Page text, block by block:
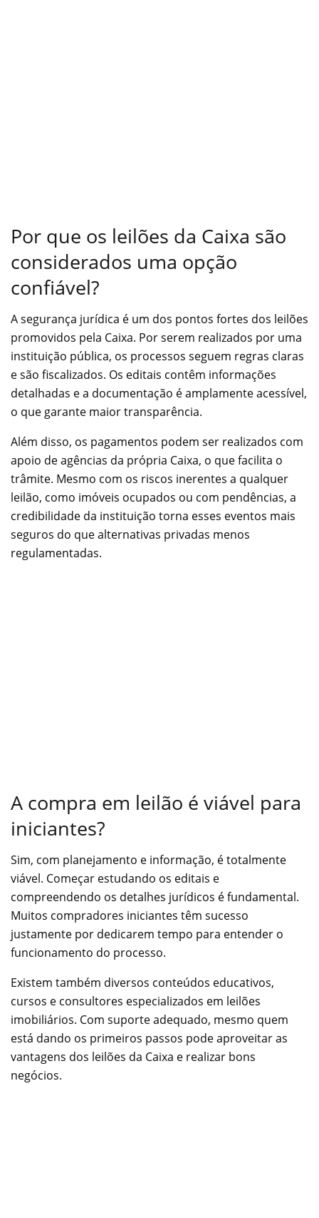
Por que os leilões da Caixa são
considerados uma opção
confiável?
A segurança jurídica é um dos pontos fortes dos leilões
promovidos pela Caixa. Por serem realizados por uma
instituição pública, os processos seguem regras claras
e são fiscalizados. Os editais contêm informações
detalhadas e a documentação é amplamente acessível,
o que garante maior transparência.
Além disso, os pagamentos podem ser realizados com
apoio de agências da própria Caixa, o que facilita o
trâmite. Mesmo com os riscos inerentes a qualquer
leilão, como imóveis ocupados ou com pendências, a
credibilidade da instituição torna esses eventos mais
seguros do que alternativas privadas menos
regulamentadas.
A compra em leilão é viável para
iniciantes?
Sim, com planejamento e informação, é totalmente
viável. Começar estudando os editais e
compreendendo os detalhes jurídicos é fundamental.
Muitos compradores iniciantes têm sucesso
justamente por dedicarem tempo para entender o
funcionamento do processo.
Existem também diversos conteúdos educativos,
cursos e consultores especializados em leilões
imobiliários. Com suporte adequado, mesmo quem
está dando os primeiros passos pode aproveitar as
vantagens dos leilões da Caixa e realizar bons
negócios.